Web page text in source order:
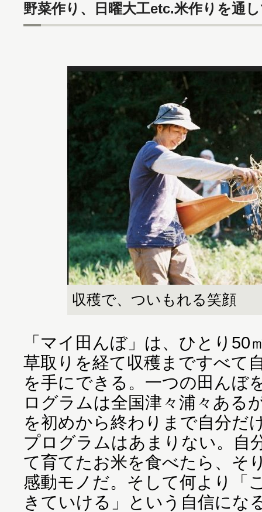
野菜作り、日曜大工etc.米作りを通
収穫で、ついもれる笑顔
「マイ田んぼ」は、ひとり50
草取りを経て収穫まですべて
を手にできる。一つの田んぼ
ログラムは全国津々浦々ある
を初めから終わりまで自分だ
プログラムはあまりない。自
て育てたお米を食べたら、そ
感動モノだ。そして何より「
きていける」という自信にな